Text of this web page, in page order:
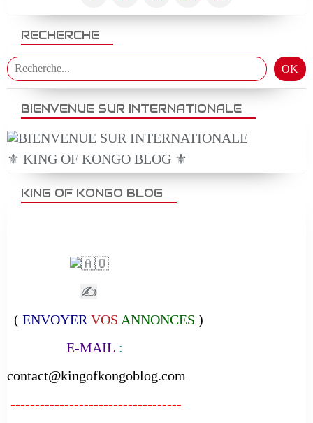
RECHERCHE
BIENVENUE SUR INTERNATIONALE
⚜️ KING OF KONGO BLOG ⚜️
KING OF KONGO BLOG
✍
( ENVOYER VOS ANNONCES )
E-MAIL :
contact@kingofkongoblog.com
-----------------------------------